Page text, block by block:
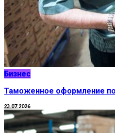
Бизнес
Таможенное оформление
23.07.2026